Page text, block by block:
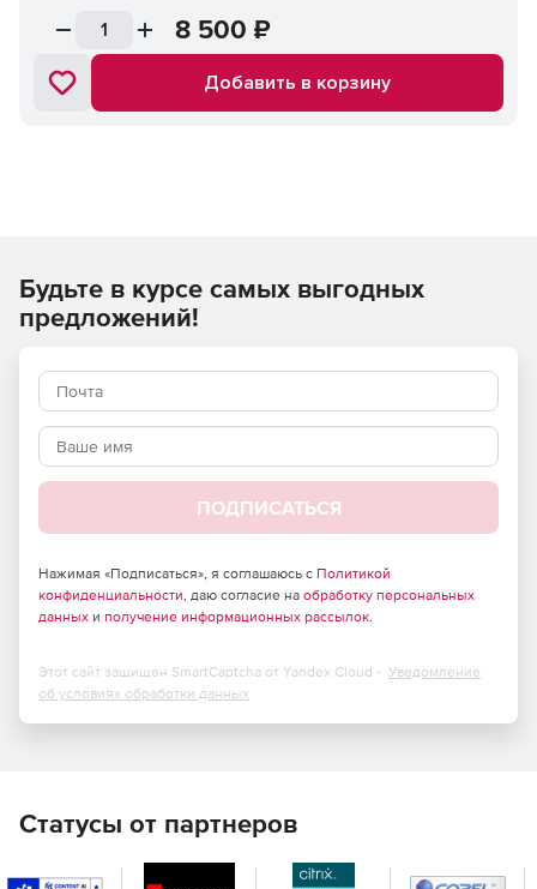
8 500 ₽
Добавить в корзину
Будьте в курсе самых выгодных
предложений!
ПОДПИСАТЬСЯ
Нажимая «Подписаться», я соглашаюсь с Политикой
конфиденциальности, даю согласие на обработку персональных
данных и получение информационных рассылок.
Этот сайт защищен SmartCaptcha от Yandex Cloud - Уведомление
об условиях обработки данных
Статусы от партнеров